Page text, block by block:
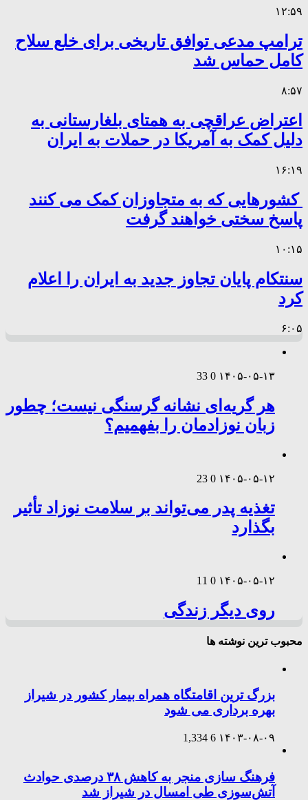
۱۲:۵۹
ترامپ مدعی توافق تاریخی برای خلع سلاح
کامل حماس شد
۸:۵۷
اعتراض عراقچی به همتای بلغارستانی به
دلیل کمک به آمریکا در حملات به ایران
۱۶:۱۹
کشورهایی که به متجاوزان کمک می کنند
پاسخ سختی خواهند گرفت
۱۰:۱۵
سنتکام پایان تجاوز جدید به ایران را اعلام
کرد
۶:۰۵
۱۴۰۵-۰۵-۱۳ 0
33
هر گریه‌ای نشانه گرسنگی نیست؛ چطور
زبان نوزادمان را بفهمیم؟
۱۴۰۵-۰۵-۱۲ 0
23
تغذیه پدر می‌تواند بر سلامت نوزاد تأثیر
بگذارد
۱۴۰۵-۰۵-۱۲ 0
11
روی دیگر زندگی
محبوب ترین نوشته ها
بزرگ ترین اقامتگاه همراه بیمار کشور در شیراز
بهره برداری می شود
۱۴۰۳-۰۸-۰۹ 6
1,334
فرهنگ سازی منجر به کاهش ۳۸ درصدی حوادث
آتش‌سوزی طی امسال در شیراز شد